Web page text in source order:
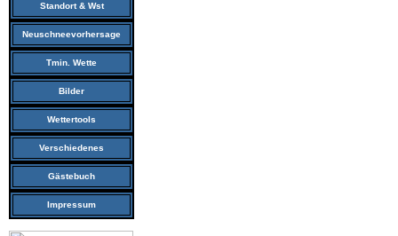
Standort & Wst
Neuschneevorhersage
Tmin. Wette
Bilder
Wettertools
Verschiedenes
Gästebuch
Impressum